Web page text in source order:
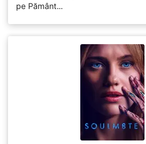
pe Pământ...